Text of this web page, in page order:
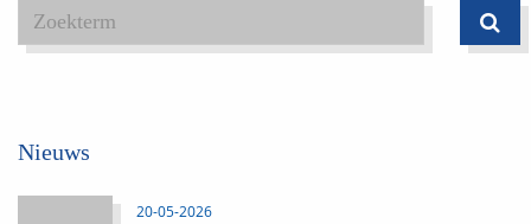
Nieuws
20-05-2026